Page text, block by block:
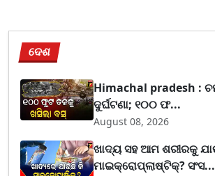
ଦେଶ
Himachal pradesh :
ଦୁର୍ଘଟଣା; ୧୦୦ ଫ...
August 08, 2026
ଖାଦ୍ୟ ସହ ଆମ ଶରୀରକୁ
ମାଇକ୍ରୋପ୍ଲାଷ୍ଟିକ୍? ସଂସ...